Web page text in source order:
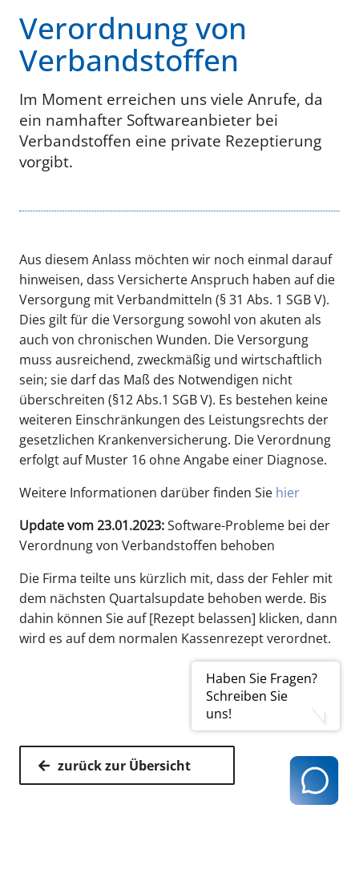
Haben Sie Fragen?
Schreiben Sie
uns!
Verordnung von
Verbandstoffen
Im Moment erreichen uns viele Anrufe, da
ein namhafter Softwareanbieter bei
Verbandstoffen eine private Rezeptierung
vorgibt.
Aus diesem Anlass möchten wir noch einmal darauf
hinweisen, dass Versicherte Anspruch haben auf die
Versorgung mit Verbandmitteln (§ 31 Abs. 1 SGB V).
Dies gilt für die Versorgung sowohl von akuten als
auch von chronischen Wunden. Die Versorgung
muss ausreichend, zweckmäßig und wirtschaftlich
sein; sie darf das Maß des Notwendigen nicht
überschreiten (§12 Abs.1 SGB V). Es bestehen keine
weiteren Einschränkungen des Leistungsrechts der
gesetzlichen Krankenversicherung. Die Verordnung
erfolgt auf Muster 16 ohne Angabe einer Diagnose.
Weitere Informationen darüber finden Sie hier
Update vom 23.01.2023:Software-Probleme bei der
Verordnung von Verbandstoffen behoben
Die Firma teilte uns kürzlich mit, dass der Fehler mit
dem nächsten Quartalsupdate behoben werde. Bis
dahin können Sie auf [Rezept belassen] klicken, dann
wird es auf dem normalen Kassenrezept verordnet.
zurück zur Übersicht